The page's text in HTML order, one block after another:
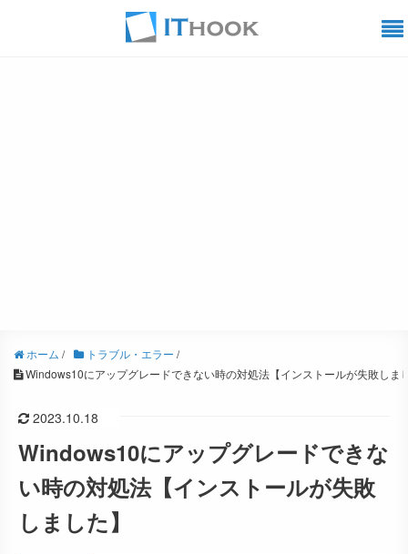
ホーム / トラブル・エラー /
Windows10にアップグレードできない時の対処法【インストールが失敗しま
2023.10.18
Windows10にアップグレードできな
い時の対処法【インストールが失敗
しました】